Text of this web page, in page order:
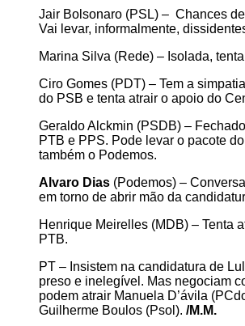
Jair Bolsonaro (PSL) – Chances
Vai levar, informalmente,
Marina Silva (Rede) – Isolada,
Ciro Gomes (PDT) – Tem a
do PSB e tenta atrair o apoio do
Geraldo Alckmin (PSDB) –
PTB e PPS. Pode levar o pacote
também o Podemos.
Alvaro Dias (Podemos) –
em torno de abrir mão da
Henrique Meirelles (MDB) – Tenta
PTB.
PT – Insistem na candidatura de
preso e inelegível. Mas negociam
podem atrair Manuela D’ávila
Guilherme Boulos (Psol). /M.M.